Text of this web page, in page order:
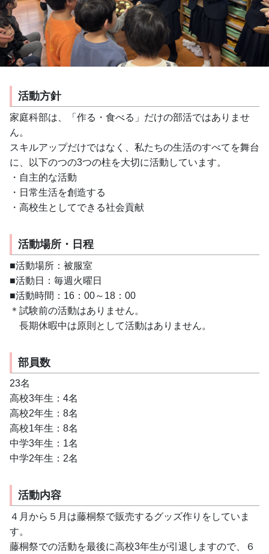
家庭科部は、「作る・食べる」だけの部活ではありませ
ん。
スキルアップだけではなく、私たちの生活のすべてを舞台
に、以下のつの3つの柱を大切に活動しています。
・自主的な活動
・日常生活を創造する
・高校生としてできる社会貢献
■活動場所：被服室
■活動日：毎週火曜日
■活動時間：16：00～18：00
＊試験前の活動はありません。
長期休暇中は原則として活動はありません。
23名
高校3年生：4名
高校2年生：8名
高校1年生：8名
中学3年生：1名
中学2年生：2名
４月から５月は藤桐祭で販売するグッズ作りをしていま
す。
藤桐祭での活動を最後に高校3年生が引退しますので、６
月からは高校2年生を中心に活動計画を立て、主に手芸を